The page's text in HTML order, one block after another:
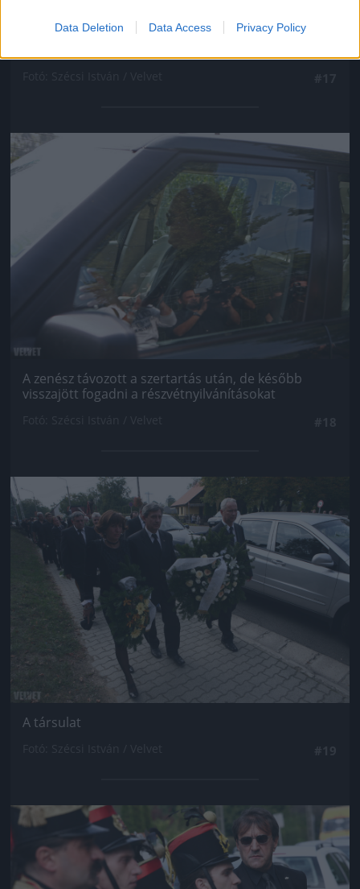
Data Deletion Data Access Privacy Policy
Jön még kép!
A zenész távozott a szertartás után, de később
visszajött fogadni a részvétnyilvánításokat
Jön még kép!
A társulat
Jön még kép!